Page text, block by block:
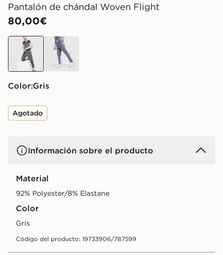
Pantalón de chándal Woven Flight
80,00€
gris
Color: gris
Agotado
Información sobre el producto
Material
92% Polyester/8% Elastane
Color
gris
Código del producto: 19733906/787599